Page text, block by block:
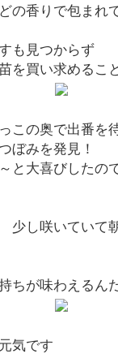
の香りで包まれ
も見つからず
を買い求めるこ
この奥で出番を
ぼみを発見！
と大喜びした
し咲いていて
ちが味わえるん
気です